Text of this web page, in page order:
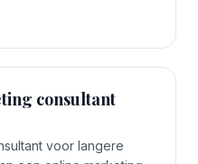
consultant
voor langere